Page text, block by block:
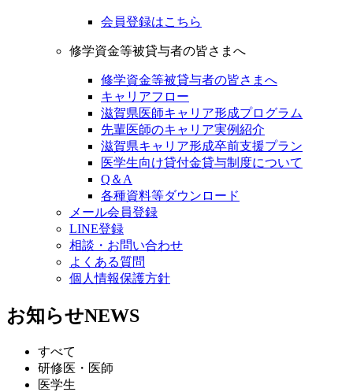
会員登録はこちら
修学資金等被貸与者の皆さまへ
修学資金等被貸与者の皆さまへ
キャリアフロー
滋賀県医師キャリア形成プログラム
先輩医師のキャリア実例紹介
滋賀県キャリア形成卒前支援プラン
医学生向け貸付金貸与制度について
Q＆A
各種資料等ダウンロード
メール会員登録
LINE登録
相談・お問い合わせ
よくある質問
個人情報保護方針
お知らせNEWS
すべて
研修医・医師
医学生